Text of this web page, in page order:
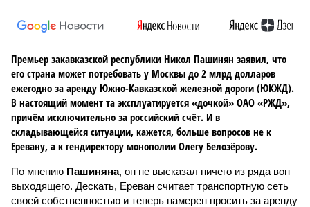
Премьер закавказской республики Никол Пашинян заявил, что
его страна может потребовать у Москвы до 2 млрд долларов
ежегодно за аренду Южно-Кавказской железной дороги (ЮКЖД).
В настоящий момент та эксплуатируется «дочкой» ОАО «РЖД»,
причём исключительно за российский счёт. И в
складывающейся ситуации, кажется, больше вопросов не к
Еревану, а к гендиректору монополии Олегу Белозёрову.
По мнению Пашиняна, он не высказал ничего из ряда вон
выходящего. Дескать, Ереван считает транспортную сеть
своей собственностью и теперь намерен просить за аренду